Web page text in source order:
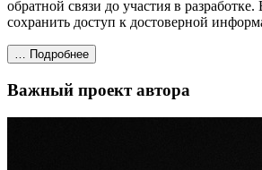
обратной связи до участия в
сохранить доступ к достоверной
… Подробнее
Важный проект автора